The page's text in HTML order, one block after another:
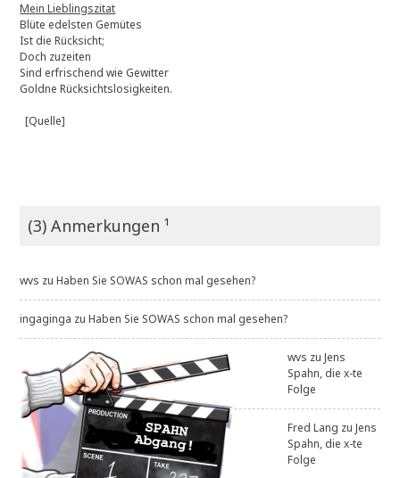
Mein Lieblingszitat
Blüte edelsten Gemütes
Ist die Rücksicht;
Doch zuzeiten
Sind erfrischend wie Gewitter
Goldne Rücksichtslosigkeiten.
[Quelle]
(3) Anmerkungen ¹
wvs zuHaben Sie SOWAS schon mal gesehen?
ingaginga zuHaben Sie SOWAS schon mal gesehen?
wvs zuJens
Spahn, die x-te
Folge
Fred Lang zuJens
Spahn, die x-te
Folge